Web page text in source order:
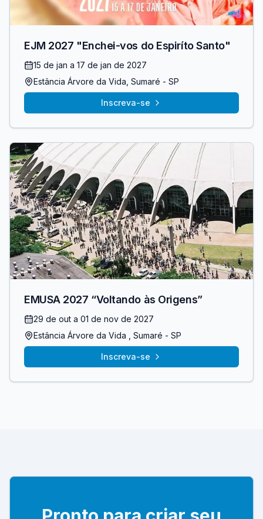
EJM 2027 "Enchei-vos do Espiríto Santo"
15 de jan a 17 de jan de 2027
Estância Árvore da Vida , Sumaré - SP
Inscreva-se
EMUSA 2027 “Voltando às Origens”
29 de out a 01 de nov de 2027
Estância Árvore da Vida
, Sumaré - SP
Inscreva-se